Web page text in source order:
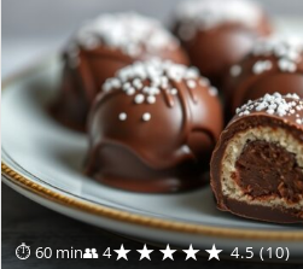
⏱ 60 min👥 4★★★★★ 4.5 (10)